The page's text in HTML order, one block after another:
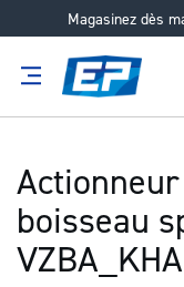
Magasinez dès
boisseau
VZBA_KHA